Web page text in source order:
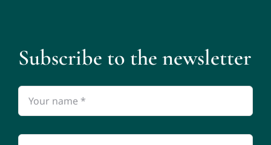
Subscribe to the newsletter